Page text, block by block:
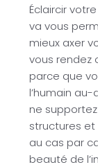
Éclaircir
va vous
mieux axer
vous rendez
parce que
l’humain
ne
structures et
au cas par
beauté de